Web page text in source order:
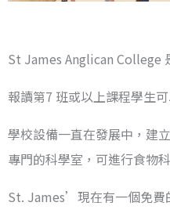
St James Anglican College
報讀第7 班或以上課程學生
學校設備一直在發展中，建
專門的科學室，可進行食物
St. James’現在有一個免費